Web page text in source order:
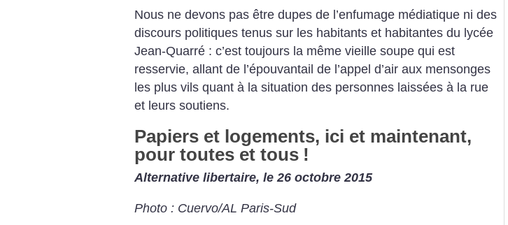
Nous ne devons pas être dupes de l’enfumage médiatique ni des
discours politiques tenus sur les habitants et habitantes du lycée
Jean-Quarré : c’est toujours la même vieille soupe qui est
resservie, allant de l’épouvantail de l’appel d’air aux mensonges
les plus vils quant à la situation des personnes laissées à la rue
et leurs soutiens.
Papiers et logements, ici et maintenant,
pour toutes et tous !
Alternative libertaire, le 26 octobre 2015
Photo : Cuervo/AL Paris-Sud